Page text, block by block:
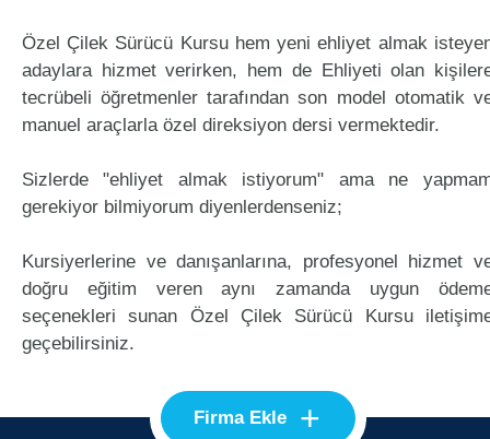
Özel Çilek Sürücü Kursu hem yeni ehliyet almak
adaylara hizmet verirken, hem de Ehliyeti olan
tecrübeli öğretmenler tarafından son model otomatik
manuel araçlarla özel direksiyon dersi vermektedir.
Sizlerde "ehliyet almak istiyorum" ama ne
gerekiyor bilmiyorum diyenlerdenseniz;
Kursiyerlerine ve danışanlarına, profesyonel hizmet
doğru eğitim veren aynı zamanda uygun
seçenekleri sunan Özel Çilek Sürücü Kursu
geçebilirsiniz.
Firma Ekle +